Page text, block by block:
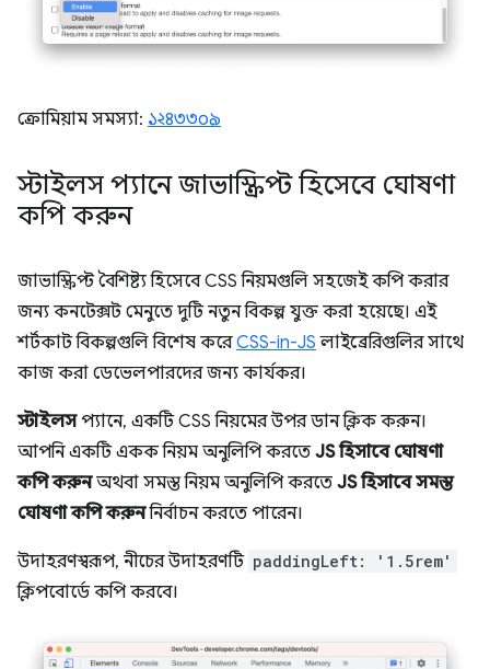
ক্রোমিয়াম সমস্যা: ১২৪৩৩০৯
স্টাইলস প্যানে জাভাস্ক্রিপ্ট হিসেবে ঘোষণা
কপি করুন
জাভাস্ক্রিপ্ট বৈশিষ্ট্য হিসেবে CSS নিয়মগুলি সহজেই কপি করার
জন্য কনটেক্সট মেনুতে দুটি নতুন বিকল্প যুক্ত করা হয়েছে। এই
শর্টকাট বিকল্পগুলি বিশেষ করেCSS-in-JS লাইব্রেরিগুলির সাথে
কাজ করা ডেভেলপারদের জন্য কার্যকর।
স্টাইলসপ্যানে, একটি CSS নিয়মের উপর ডান ক্লিক করুন।
আপনি একটি একক নিয়ম অনুলিপি করতে JS হিসাবে ঘোষণা
কপি করুনঅথবা সমস্ত নিয়ম অনুলিপি করতে JS হিসাবে সমস্ত
ঘোষণা কপি করুননির্বাচন করতে পারেন।
উদাহরণস্বরূপ, নীচের উদাহরণটি paddingLeft: '1.5rem'
ক্লিপবোর্ডে কপি করবে।